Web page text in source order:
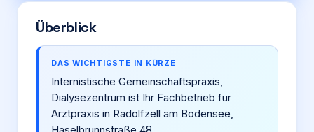
Überblick
DAS WICHTIGSTE IN KÜRZE
Internistische Gemeinschaftspraxis,
Dialysezentrum ist Ihr Fachbetrieb für
Arztpraxis in Radolfzell am Bodensee,